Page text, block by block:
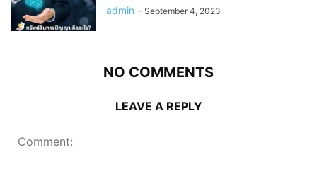
admin - September 4, 2023
NO COMMENTS
LEAVE A REPLY